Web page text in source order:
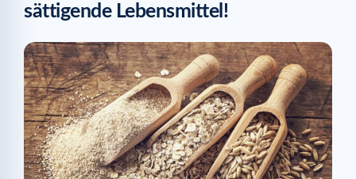
sättigende Lebensmittel!